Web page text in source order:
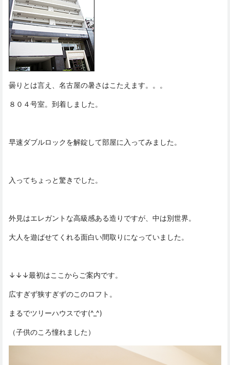
曇りとは言え、名古屋の暑さはこたえます。。。
８０４号室。到着しました。
早速ダブルロックを解錠して部屋に入ってみました。
入ってちょっと驚きでした。
外見はエレガントな高級感ある造りですが、中は別世界。
大人を遊ばせてくれる面白い間取りになっていました。
↓↓↓最初はここからご案内です。
広すぎず狭すぎずのこのロフト。
まるでツリーハウスです(^_^)
（子供のころ憧れました）